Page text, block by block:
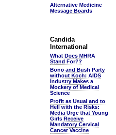
Alternative Medicine
Message Boards
Candida
International
What Does MHRA
Stand For??
Bono and Bush Party
without Koch: AIDS
Industry Makes a
Mockery of Medical
Science
Profit as Usual and to
Hell with the Risks:
Media Urge that Young
Girls Receive
Mandatory Cervical
Cancer Vaccine